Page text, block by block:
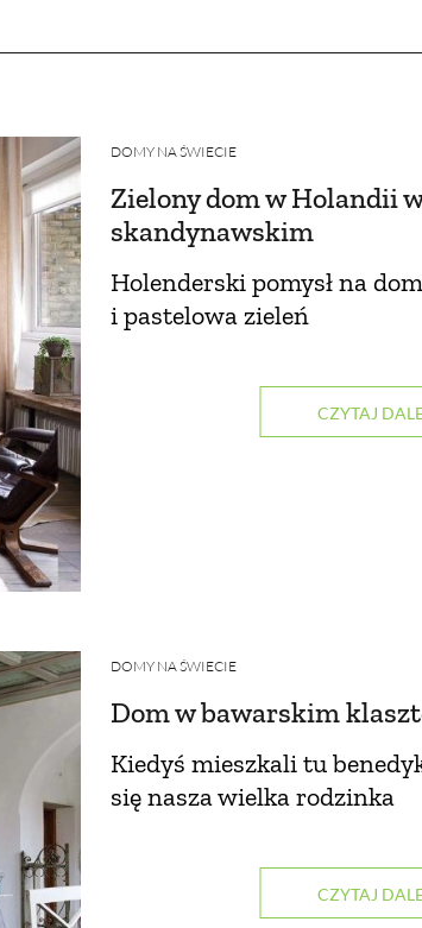
DOMY NA ŚWIECIE
Zielony dom w Holandii
skandynawskim
Holenderski pomysł na
i pastelowa zieleń
CZYTAJ
DOMY NA ŚWIECIE
Dom w bawarskim
Kiedyś mieszkali tu
się nasza wielka rodzinka
CZYTAJ